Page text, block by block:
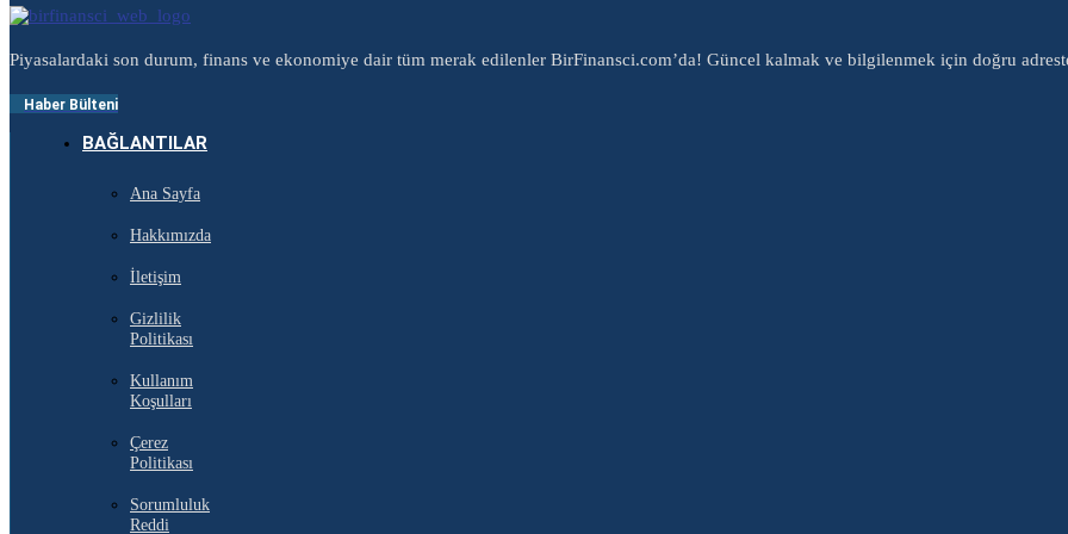
Piyasalardaki son durum, finans ve ekonomiye dair tüm merak edilenler BirFinansci.com’da! Güncel kalmak ve bilgilenmek için doğru
Haber Bülteni
BAĞLANTILAR
Ana Sayfa
Hakkımızda
İletişim
Gizlilik
Politikası
Kullanım
Koşulları
Çerez
Politikası
Sorumluluk
Reddi